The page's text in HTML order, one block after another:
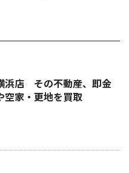
浜店 その不動産、即金
家・更地を買取